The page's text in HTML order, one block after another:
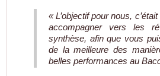
« L’objectif pour nous,
accompagner vers les
synthèse, afin que vous
de la meilleure des
belles performances au